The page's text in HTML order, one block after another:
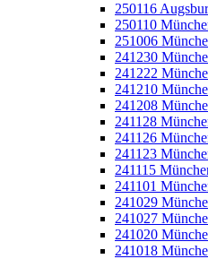
250116
250110
251006
241230
241222
241210
241208
241128
241126
241123
241115
241101
241029
241027
241020
241018